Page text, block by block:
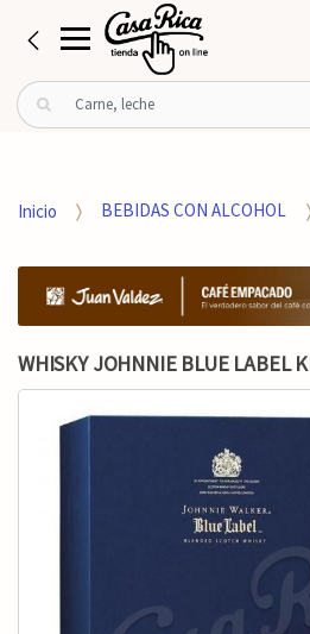
B
u
r
o
Inicio BEBIDAS CON ALCOHOL
WHISKY JOHNNIE BLUE LABEL